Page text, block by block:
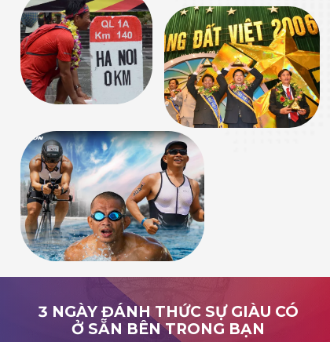
3 NGÀY ĐÁNH THỨC SỰ GIÀU CÓ
Ở SẴN BÊN TRONG BẠN